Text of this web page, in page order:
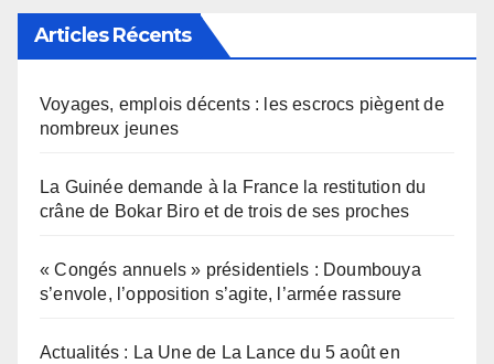
Articles Récents
Voyages, emplois décents : les escrocs piègent de
nombreux jeunes
La Guinée demande à la France la restitution du
crâne de Bokar Biro et de trois de ses proches
« Congés annuels » présidentiels : Doumbouya
s’envole, l’opposition s’agite, l’armée rassure
Actualités : La Une de La Lance du 5 août en